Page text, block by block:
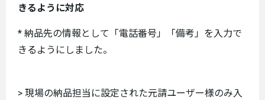
きるように対応
* 納品先の情報として「電話番号」「備考」を入力で
きるようにしました。
> 現場の納品担当に設定された元請ユーザー様のみ入